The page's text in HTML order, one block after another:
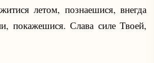
летом, познаешися, внегда
покажешися. Слава силе Твоей,